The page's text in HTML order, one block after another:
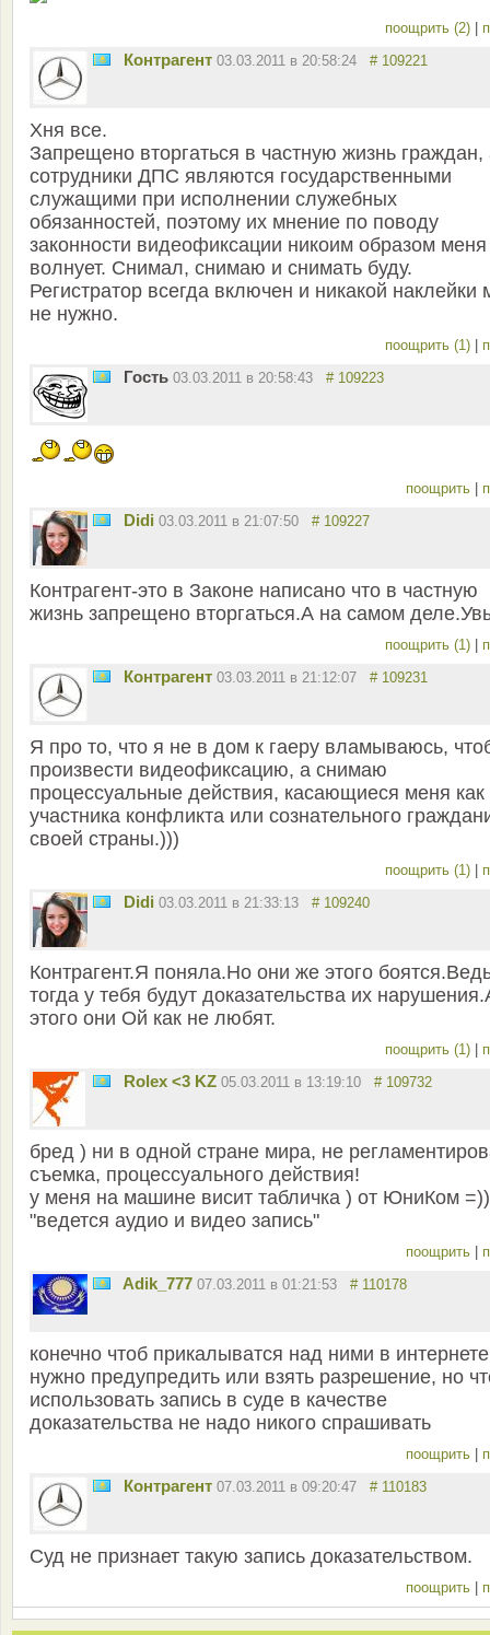
поощрить (2)
Контрагент 03.03.2011 в 20:58:24 # 109221
Хня все.
Запрещено вторгаться в частную жизнь граждан,
сотрудники ДПС являются государственными
служащими при исполнении служебных
обязанностей, поэтому их мнение по поводу
законности видеофиксации никоим образом
волнует. Снимал, снимаю и снимать буду.
Регистратор всегда включен и никакой наклейки
не нужно.
поощрить (1)
Гость 03.03.2011 в 20:58:43 # 109223
поощрить
Didi 03.03.2011 в 21:07:50 # 109227
Контрагент-это в Законе написано что в частную
жизнь запрещено вторгаться.А на самом
поощрить (1)
Контрагент 03.03.2011 в 21:12:07 # 109231
Я про то, что я не в дом к гаеру вламываюсь,
произвести видеофиксацию, а снимаю
процессуальные действия, касающиеся меня как
участника конфликта или сознательного
своей страны.)))
поощрить (1)
Didi 03.03.2011 в 21:33:13 # 109240
Контрагент.Я поняла.Но они же этого
тогда у тебя будут доказательства их
этого они Ой как не любят.
поощрить (1)
Rolex <3 KZ 05.03.2011 в 13:19:10 # 109732
бред ) ни в одной стране мира, не
съемка, процессуального действия!
у меня на машине висит табличка ) от ЮниКом =))
"ведется аудио и видео запись"
поощрить
Adik_777 07.03.2011 в 01:21:53 # 110178
конечно чтоб прикалыватся над ними в интернете
нужно предупредить или взять разрешение, но
использовать запись в суде в качестве
доказательства не надо никого спрашивать
поощрить
Контрагент 07.03.2011 в 09:20:47 # 110183
Суд не признает такую запись доказательством.
поощрить